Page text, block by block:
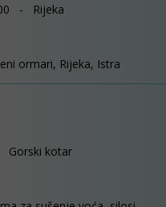
- Rijeka
ormari, Rijeka, Istra
Gorski kotar